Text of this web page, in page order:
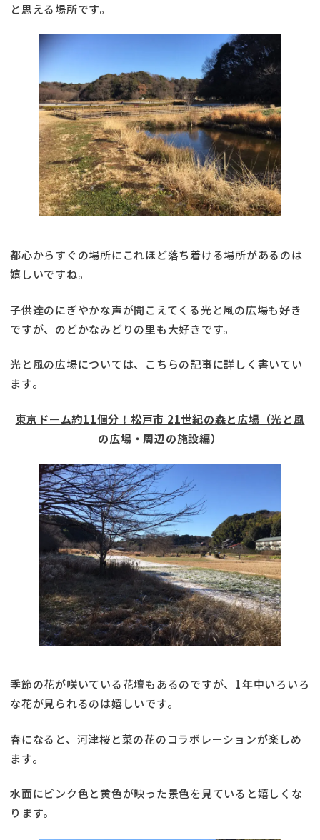
と思える場所です。
都心からすぐの場所にこれほど落ち着ける場所があるのは
嬉しいですね。
子供達のにぎやかな声が聞こえてくる光と風の広場も好き
ですが、のどかなみどりの里も大好きです。
光と風の広場については、こちらの記事に詳しく書いてい
ます。
東京ドーム約11個分！松戸市 21世紀の森と広場（光と風
の広場・周辺の施設編）
季節の花が咲いている花壇もあるのですが、1年中いろいろ
な花が見られるのは嬉しいです。
春になると、河津桜と菜の花のコラボレーションが楽しめ
ます。
水面にピンク色と黄色が映った景色を見ていると嬉しくな
ります。